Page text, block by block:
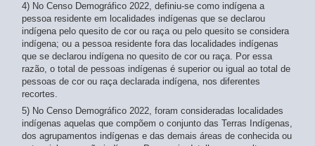
4) No Censo Demográfico 2022, definiu-se como indígena a
pessoa residente em localidades indígenas que se declarou
indígena pelo quesito de cor ou raça ou pelo quesito se considera
indígena; ou a pessoa residente fora das localidades indígenas
que se declarou indígena no quesito de cor ou raça. Por essa
razão, o total de pessoas indígenas é superior ou igual ao total de
pessoas de cor ou raça declarada indígena, nos diferentes
recortes.
5) No Censo Demográfico 2022, foram consideradas localidades
indígenas aquelas que compõem o conjunto das Terras Indígenas,
dos agrupamentos indígenas e das demais áreas de conhecida ou